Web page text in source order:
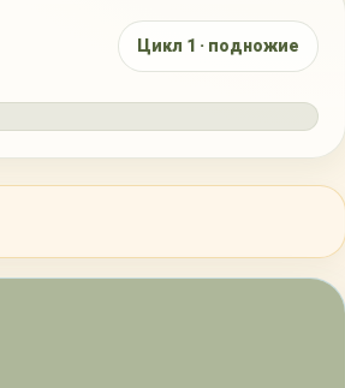
Цикл 1 · подножие